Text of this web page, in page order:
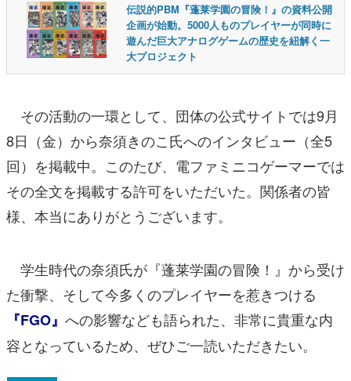
伝説的PBM『蓬莱学園の冒険！』の資料公開
企画が始動。5000人ものプレイヤーが同時に
遊んだ巨大アナログゲームの歴史を紐解く一
大プロジェクト
その活動の一環として、団体の公式サイトでは9月
8日（金）から奈須きのこ氏へのインタビュー（全5
回）を掲載中。このたび、電ファミニコゲーマーでは
その全文を掲載する許可をいただいた。関係者の皆
様、本当にありがとうございます。
学生時代の奈須氏が『蓬莱学園の冒険！』から受け
た衝撃、そして今多くのプレイヤーを惹きつける
『FGO』 への影響なども語られた、非常に貴重な内
容となっているため、ぜひご一読いただきたい。